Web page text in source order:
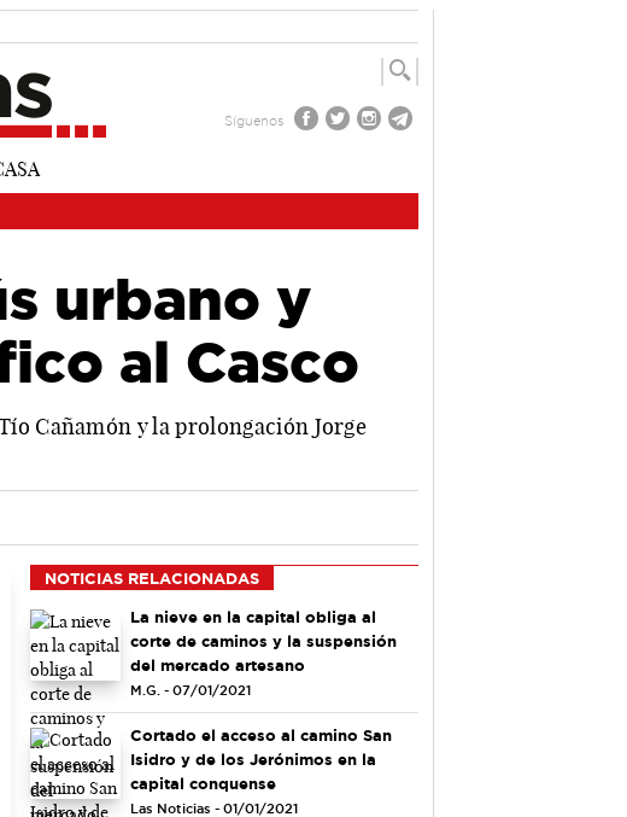
Síguenos
urbano y
al Casco
Cañamón y la prolongación Jorge
NOTICIAS RELACIONADAS
La nieve en la capital obliga al
corte de caminos y la suspensión
del mercado artesano
M.G. - 07/01/2021
Cortado el acceso al camino San
Isidro y de los Jerónimos en la
capital conquense
Las Noticias - 01/01/2021